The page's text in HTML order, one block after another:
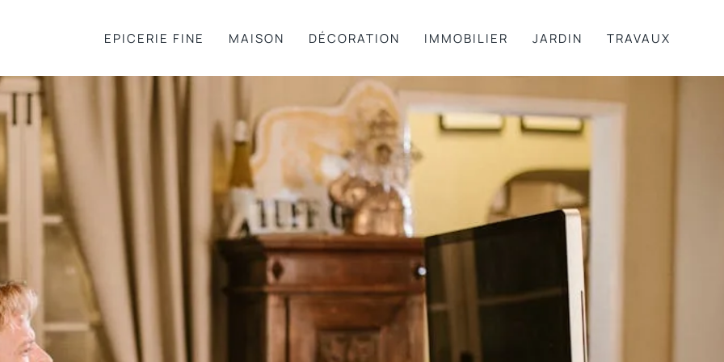
EPICERIE FINE MAISON DÉCORATION IMMOBILIER JARDIN TRAVAUX